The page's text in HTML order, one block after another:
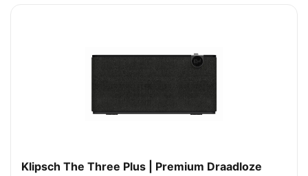
Klipsch The Three Plus | Premium Draadloze